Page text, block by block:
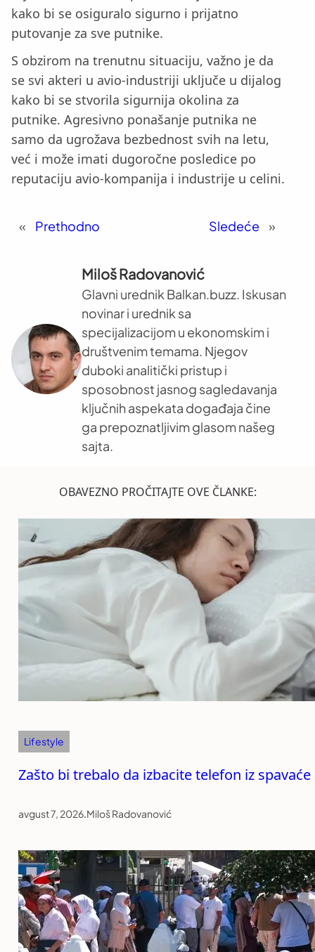
kako bi se osiguralo sigurno i prijatno
putovanje za sve putnike.
S obzirom na trenutnu situaciju, važno je da
se svi akteri u avio-industriji uključe u dijalog
kako bi se stvorila sigurnija okolina za
putnike. Agresivno ponašanje putnika ne
samo da ugrožava bezbednost svih na letu,
već i može imati dugoročne posledice po
reputaciju avio-kompanija i industrije u celini.
« Prethodno Sledeće »
Miloš Radovanović
Glavni urednik Balkan.buzz. Iskusan
novinar i urednik sa
specijalizacijom u ekonomskim i
društvenim temama. Njegov
duboki analitički pristup i
sposobnost jasnog sagledavanja
ključnih aspekata događaja čine
ga prepoznatljivim glasom našeg
sajta.
OBAVEZNO PROČITAJTE OVE ČLANKE:
Lifestyle
Zašto bi trebalo da izbacite telefon iz
avgust 7, 2026.Miloš Radovanović